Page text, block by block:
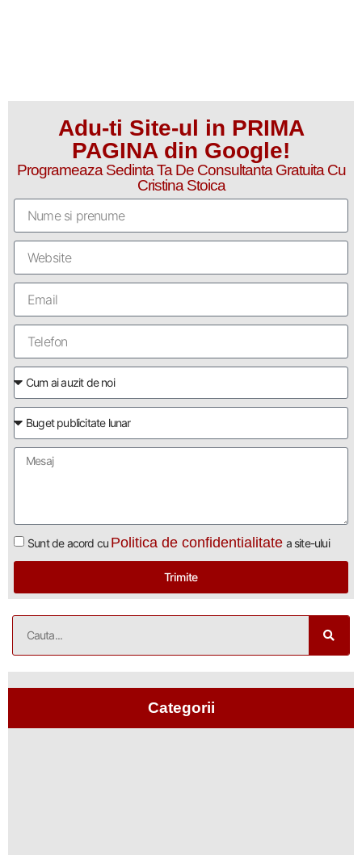
Adu-ti Site-ul in PRIMA
PAGINA din Google!
Programeaza Sedinta Ta De Consultanta Gratuita Cu
Cristina Stoica
Sunt de acord cu Politica de confidentialitate a site-ului
Trimite
Categorii